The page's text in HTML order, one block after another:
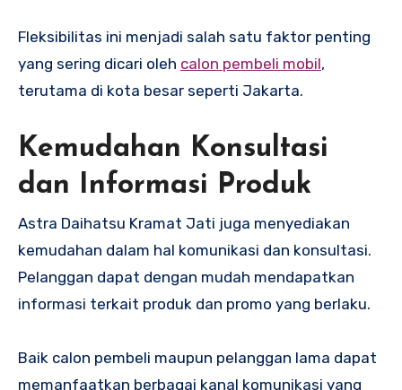
Fleksibilitas ini menjadi salah satu faktor penting
yang sering dicari oleh calon pembeli mobil,
terutama di kota besar seperti Jakarta.
Kemudahan Konsultasi
dan Informasi Produk
Astra Daihatsu Kramat Jati juga menyediakan
kemudahan dalam hal komunikasi dan konsultasi.
Pelanggan dapat dengan mudah mendapatkan
informasi terkait produk dan promo yang berlaku.
Baik calon pembeli maupun pelanggan lama dapat
memanfaatkan berbagai kanal komunikasi yang